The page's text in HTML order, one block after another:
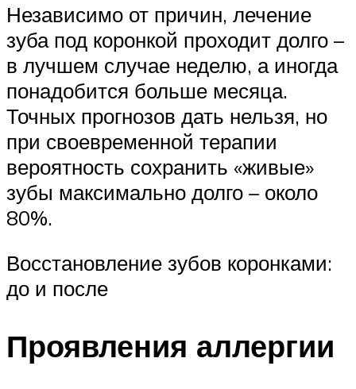
Независимо от причин, лечение
зуба под коронкой проходит долго –
в лучшем случае неделю, а иногда
понадобится больше месяца.
Точных прогнозов дать нельзя, но
при своевременной терапии
вероятность сохранить «живые»
зубы максимально долго – около
80%.
Восстановление зубов коронками:
до и после
Проявления аллергии